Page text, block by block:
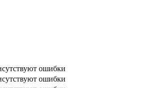
ошибки
ошибки